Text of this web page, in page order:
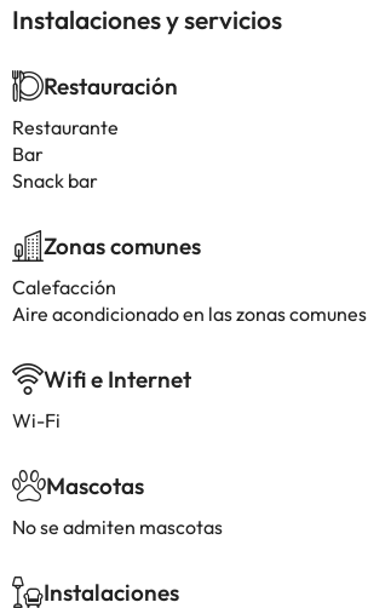
Instalaciones y servicios
Restauración
Restaurante
Bar
Snack bar
Zonas comunes
Calefacción
Aire acondicionado en las zonas comunes
Wifi e Internet
Wi-Fi
Mascotas
No se admiten mascotas
Instalaciones